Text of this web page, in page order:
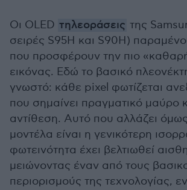
Οι OLED τηλεοράσεις της
σειρές S95H και S90H)
που προσφέρουν την πιο
εικόνας. Εδώ το βασικό
γνωστό: κάθε pixel φωτίζεται
που σημαίνει πραγματικό μαύρο
αντίθεση. Αυτό που αλλάζει
μοντέλα είναι η γενικότερη
φωτεινότητα έχει βελτιωθεί
μειώνοντας έναν από τους
περιορισμούς της τεχνολογίας,